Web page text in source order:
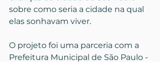
sobre como seria a cidade na qual
elas sonhavam viver.
O projeto foi uma parceria com a
Prefeitura Municipal de São Paulo -